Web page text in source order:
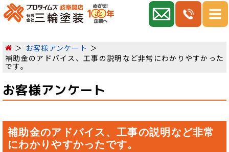
お客様アンケート
補助金のアドバイス、工事の説明など非常にわかりやすかった
です。
お客様アンケート
補助金のアドバイス、工事の説明など非常
にわかりやすかったです。